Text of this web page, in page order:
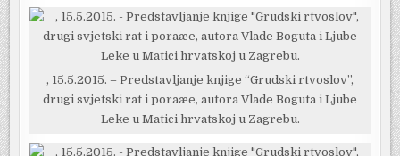
, 15.5.2015. – Predstavljanje knjige “Grudski rtvoslov”,
drugi svjetski rat i poraæe, autora Vlade Boguta i Ljube
Leke u Matici hrvatskoj u Zagrebu.